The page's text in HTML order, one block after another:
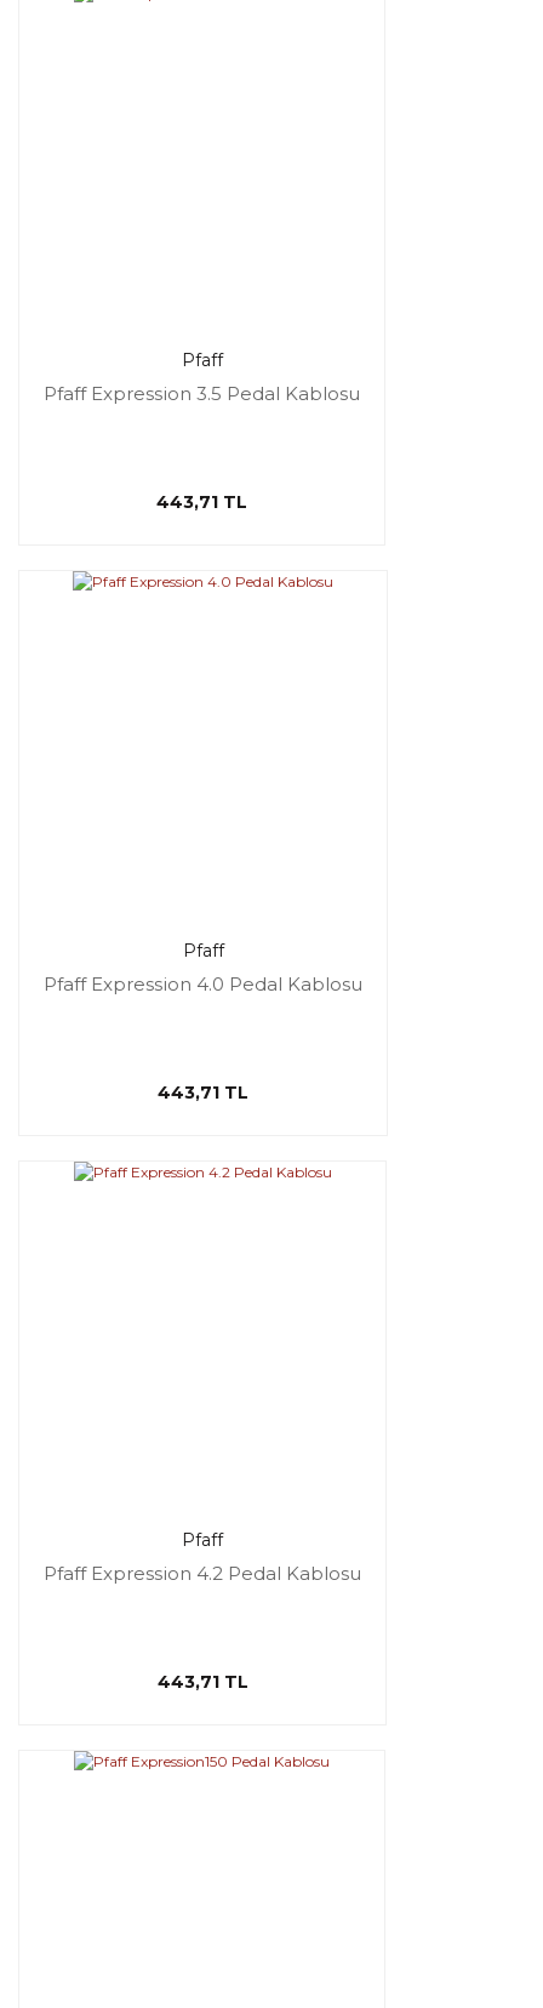
Pfaff
Pfaff Expression 3.5 Pedal Kablosu
443,71 TL
Pfaff
Pfaff Expression 4.0 Pedal Kablosu
443,71 TL
Pfaff
Pfaff Expression 4.2 Pedal Kablosu
443,71 TL